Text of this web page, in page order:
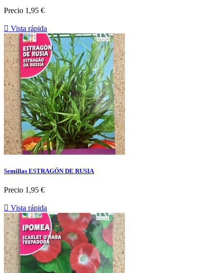
Precio 1,95 €
 Vista rápida
Semillas ESTRAGÓN DE RUSIA
Precio 1,95 €
 Vista rápida